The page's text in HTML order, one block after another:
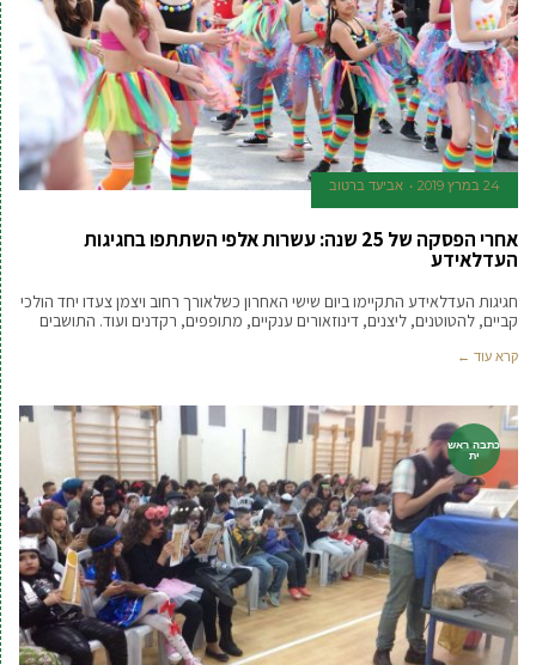
24 במרץ 2019 אביעד ברטוב
אחרי הפסקה של 25 שנה: עשרות אלפי השתתפו בחגיגות
העדלאידע
חגיגות העדלאידע התקיימו ביום שישי האחרון כשלאורך רחוב ויצמן צעדו יחד הולכי
קביים, להטוטנים, ליצנים, דינוזאורים ענקיים, מתופפים, רקדנים ועוד. התושבים
קרא עוד ←
כתבה ראש
ית